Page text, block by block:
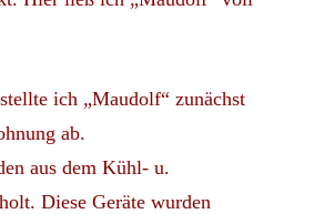
ich „Maudolf“ zunächst
ab.
aus dem Kühl- u.
Diese Geräte wurden